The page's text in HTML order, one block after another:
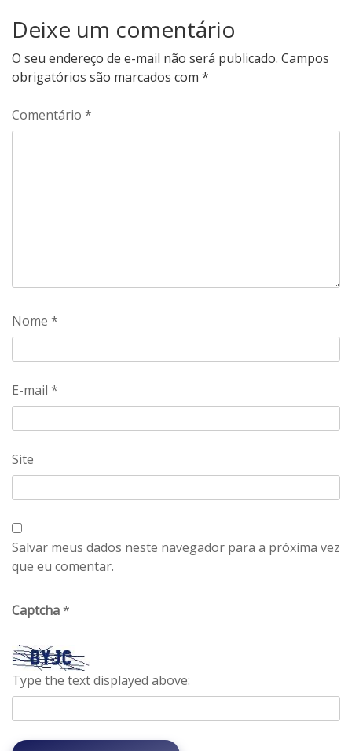
Deixe um comentário
O seu endereço de e-mail não será publicado. Campos
obrigatórios são marcados com *
Comentário *
Nome *
E-mail *
Site
Salvar meus dados neste navegador para a próxima vez
que eu comentar.
Captcha*
Type the text displayed above: